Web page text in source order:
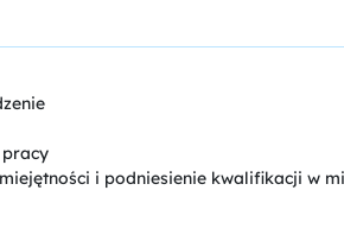
pracy
i podniesienie kwalifikacji w